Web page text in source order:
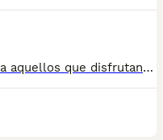
El Bichón Maltés es una raza para aquellos que disfrutan de la compañía cariñosa y buscan un perro tranquilo 💚🐶. Se entregan a los 2 meses de edad con: 2️⃣ Vacunas 🪪 Microchip 2️⃣ Desparasitaciones ✈️ Pasaporte Veterinario Oficial En la factura de venta se especifican las garantías sanitarias 📑🏥. ¡CONTÁCTANOS! 🫵🐶.